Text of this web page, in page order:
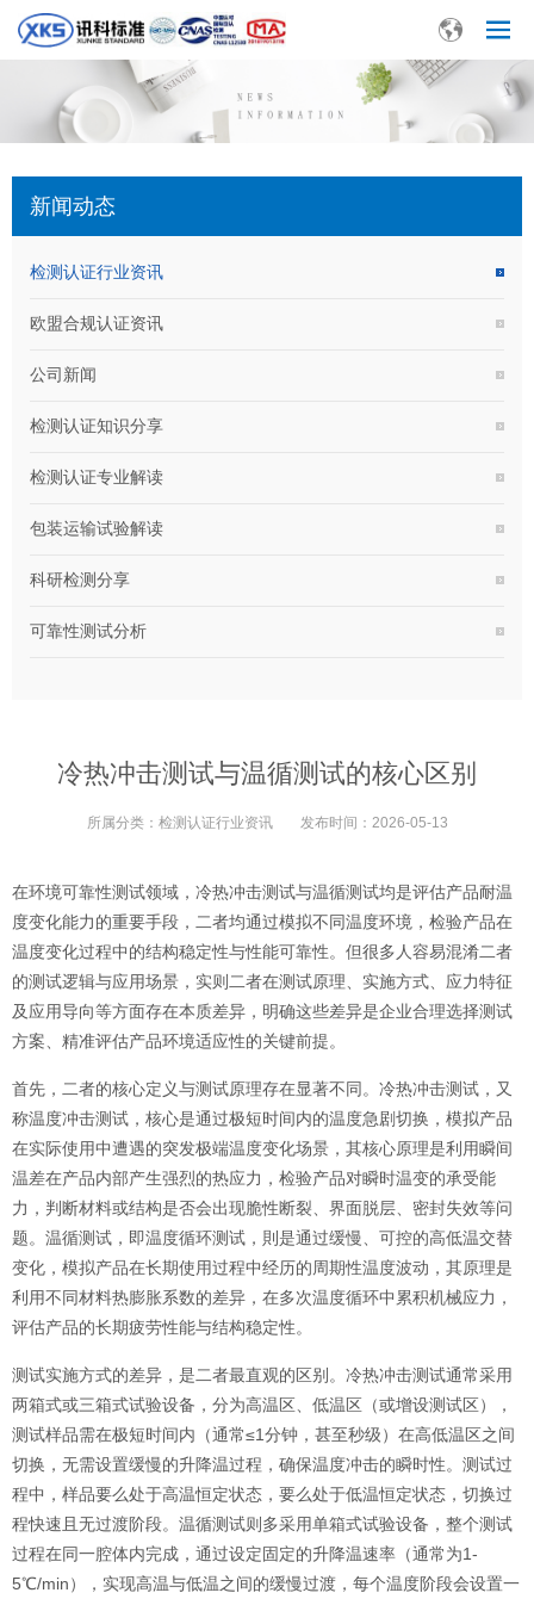
新闻动态
检测认证行业资讯
欧盟合规认证资讯
公司新闻
检测认证知识分享
检测认证专业解读
包装运输试验解读
科研检测分享
可靠性测试分析
冷热冲击测试与温循测试的核心区别
所属分类： 检测认证行业资讯 发布时间： 2026-05-13
在环境可靠性测试领域，冷热冲击测试与温循测试均是评估产品耐温
度变化能力的重要手段，二者均通过模拟不同温度环境，检验产品在
温度变化过程中的结构稳定性与性能可靠性。但很多人容易混淆二者
的测试逻辑与应用场景，实则二者在测试原理、实施方式、应力特征
及应用导向等方面存在本质差异，明确这些差异是企业合理选择测试
方案、精准评估产品环境适应性的关键前提。
首先，二者的核心定义与测试原理存在显著不同。冷热冲击测试，又
称温度冲击测试，核心是通过极短时间内的温度急剧切换，模拟产品
在实际使用中遭遇的突发极端温度变化场景，其核心原理是利用瞬间
温差在产品内部产生强烈的热应力，检验产品对瞬时温变的承受能
力，判断材料或结构是否会出现脆性断裂、界面脱层、密封失效等问
题。温循测试，即温度循环测试，則是通过缓慢、可控的高低温交替
变化，模拟产品在长期使用过程中经历的周期性温度波动，其原理是
利用不同材料热膨胀系数的差异，在多次温度循环中累积机械应力，
评估产品的长期疲劳性能与结构稳定性。
测试实施方式的差异，是二者最直观的区别。冷热冲击测试通常采用
两箱式或三箱式试验设备，分为高温区、低温区（或增设测试区），
测试样品需在极短时间内（通常≤1分钟，甚至秒级）在高低温区之间
切换，无需设置缓慢的升降温过程，确保温度冲击的瞬时性。测试过
程中，样品要么处于高温恒定状态，要么处于低温恒定状态，切换过
程快速且无过渡阶段。温循测试则多采用单箱式试验设备，整个测试
过程在同一腔体内完成，通过设定固定的升降温速率（通常为1-
5℃/min），实现高温与低温之间的缓慢过渡，每个温度阶段会设置一